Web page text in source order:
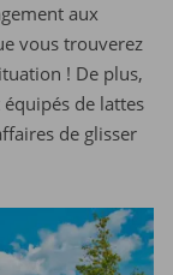
aux
vous trouverez
! De plus,
de lattes
de glisser